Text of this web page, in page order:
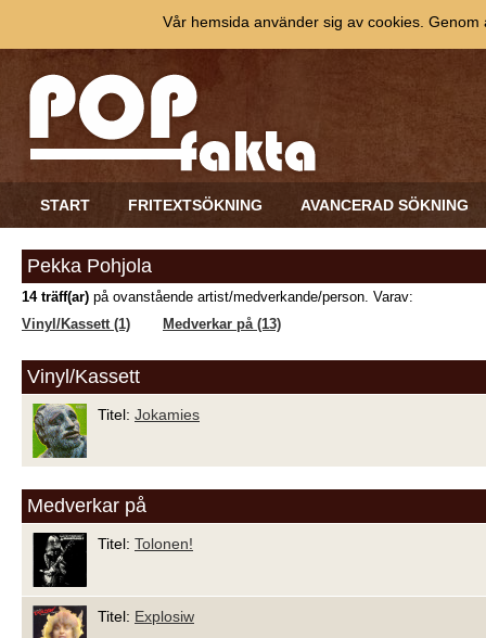
START FRITEXTSÖKNING AVANCERAD SÖKNING
Pekka Pohjola
14 träff(ar) på ovanstående artist/medverkande/person. Varav:
Vinyl/Kassett (1)
Medverkar på (13)
Vinyl/Kassett
Titel: Jokamies
Medverkar på
Titel: Tolonen!
Titel: Explosiw
Vår hemsida använder sig av cookies.